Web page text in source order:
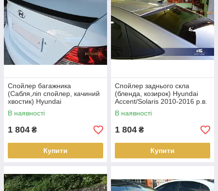
Спойлер багажника
(Сабля,ліп спойлер, качиний
хвостик) Hyundai
Accent/Solaris 2010-2016 р.в.
Акцент
В наявності
1 804 ₴
Купити
Спойлер заднього скла
(бленда, козирок) Hyundai
Accent/Solaris 2010-2016 р.в.
Акцент
В наявності
1 804 ₴
Купити